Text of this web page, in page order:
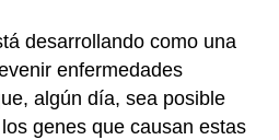
desarrollando como una
enfermedades
algún día, sea posible
genes que causan estas